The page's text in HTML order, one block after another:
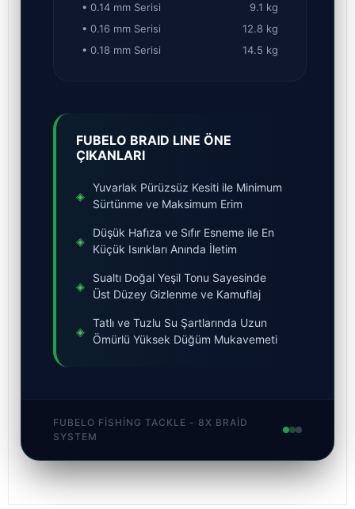
• 0.14 mm Serisi
9.1 kg
• 0.16 mm Serisi
12.8 kg
• 0.18 mm Serisi
14.5 kg
FUBELO BRAID LINE ÖNE
ÇIKANLARI
◈
Yuvarlak Pürüzsüz Kesiti ile Minimum
Sürtünme ve Maksimum Erim
◈
Düşük Hafıza ve Sıfır Esneme ile En
Küçük Isırıkları Anında İletim
◈
Sualtı Doğal Yeşil Tonu Sayesinde
Üst Düzey Gizlenme ve Kamuflaj
◈
Tatlı ve Tuzlu Su Şartlarında Uzun
Ömürlü Yüksek Düğüm Mukavemeti
FUBELO FISHING TACKLE - 8X BRAID
SYSTEM